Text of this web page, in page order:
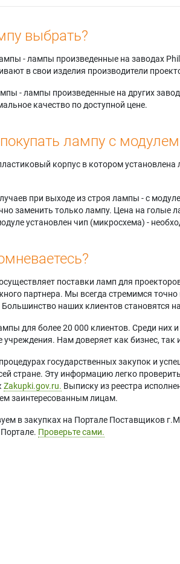
выбрать?
- лампы произведенные на заводах
в свои изделия производители
- лампы произведенные на других
качество по доступной цене.
лампу с
корпус в котором
при выходе из строя лампы - с
заменить только лампу. Цена на
установлен чип (микросхема) -
поставки ламп для
партнера. Мы всегда стремимся точно
Большинство наших клиентов становятся
для более 20 000 клиентов. Среди них
учреждения. Нам доверяет как бизнес,
государственных закупок и
стране. Эту информацию легко
Zakupki.gov.ru. Выписку из реестра
заинтересованным лицам.
в закупках на Портале Поставщиков
Проверьте сами.